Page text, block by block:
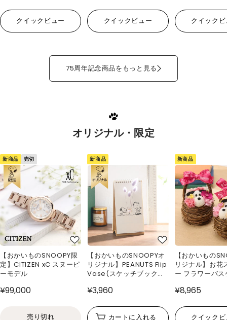
クイックビュー クイックビュー クイック
75周年記念商品をもっと見る
オリジナル・限定
新商品 売切
【おかいものSNOOPY限
定】CITIZEN xC スヌーピ
ーモデル
¥99,000
売り切れ
新商品
【おかいものSNOOPYオ
リジナル】PEANUTS Flip
Vase(スケッチブック型
¥3,960
カートに入れる
新商品
【おかいもの
リジナル】お花
ー フラワーバ
¥8,965
クイック